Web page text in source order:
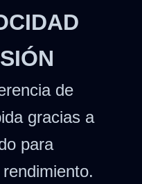
de
gracias a
para